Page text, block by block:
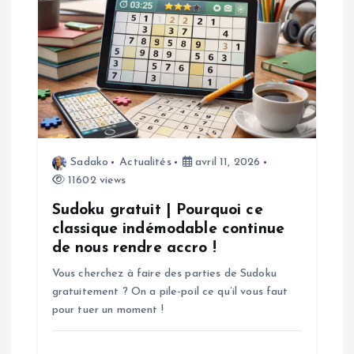
o
n
d
Sadako Actualités
avril 11, 2026
11602 views
Sudoku gratuit | Pourquoi ce
classique indémodable continue
de nous rendre accro !
Vous cherchez à faire des parties de Sudoku
gratuitement ? On a pile-poil ce qu’il vous faut
pour tuer un moment !